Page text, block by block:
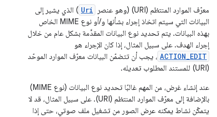
معرّف الموارد المنتظم (URI) (وهو عنصر
Uri ) الذي يشير إلى
البيانات التي سيتم اتخاذ إجراء بشأنها و/أو نوع MIME الخاص
بهذه البيانات. يتم تحديد نوع البيانات المقدَّمة بشكل عام من خلال
إجراء الهدف. على سبيل المثال، إذا كان الإجراء هو
ACTION_EDIT ، يجب أن تتضمّن البيانات معرّف الموارد الموحّد
(URI) للمستند المطلوب تعديله.
عند إنشاء غرض، من المهم غالبًا تحديد نوع البيانات (نوع MIME)
بالإضافة إلى معرّف الموارد المنتظم (URI). على سبيل المثال، قد لا
يتمكّن نشاط يمكنه عرض الصور من تشغيل ملف صوتي، حتى إذا